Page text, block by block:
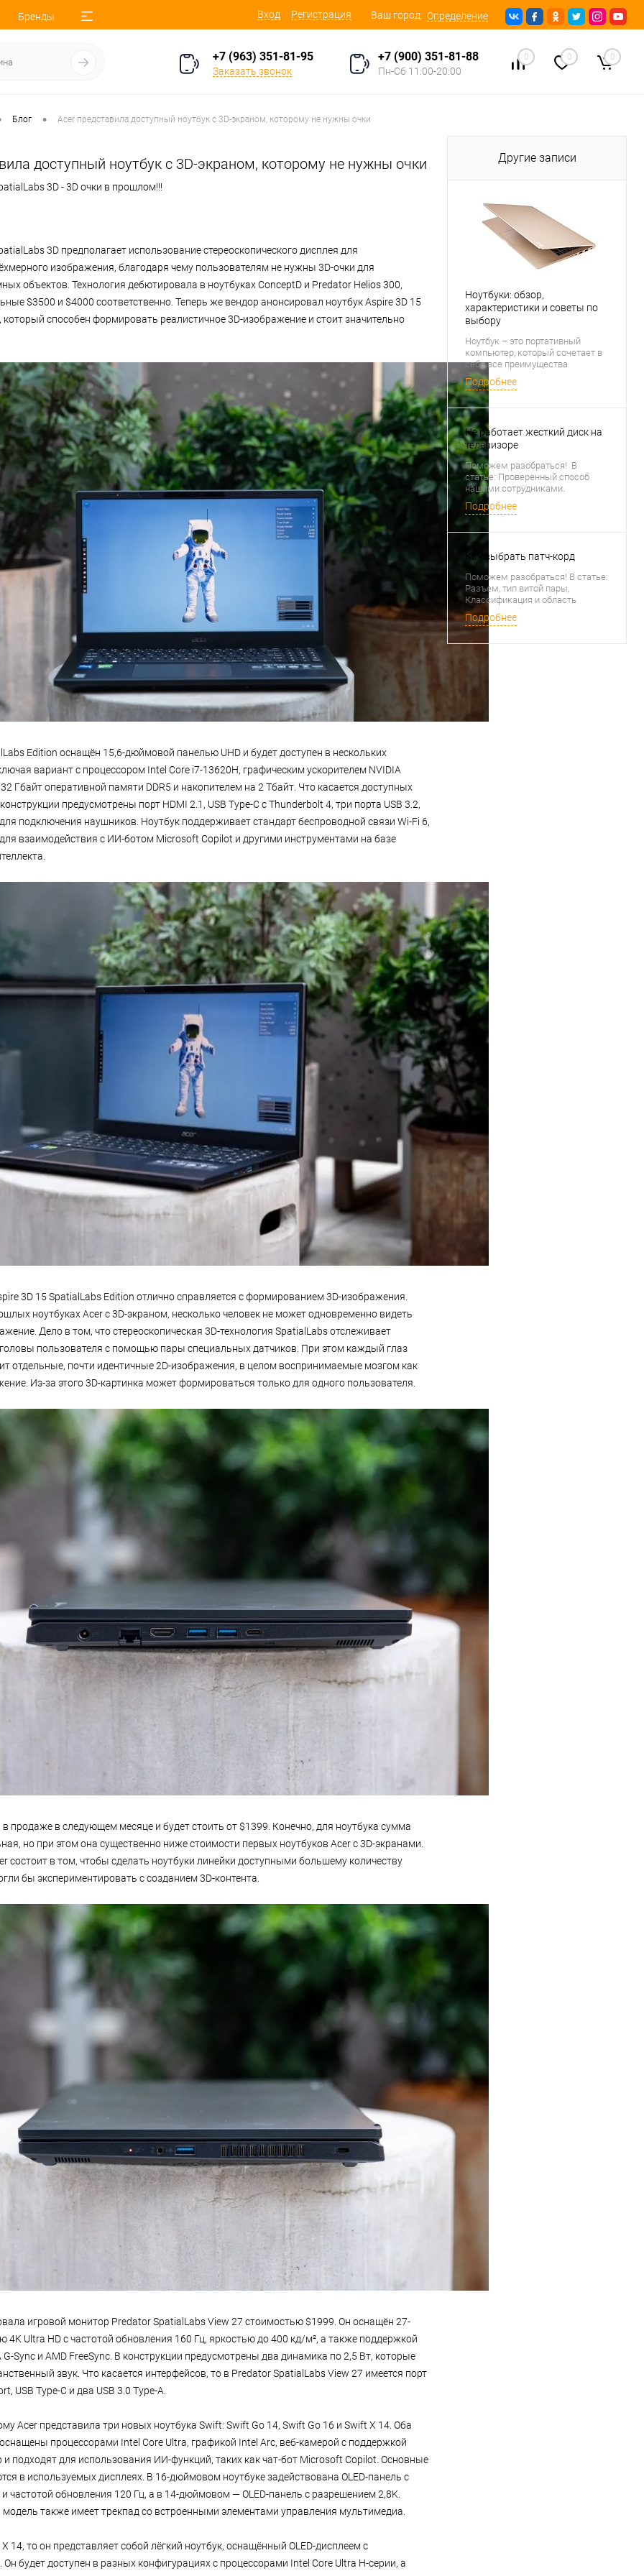
Бренды Вход Регистрация Ваш город: Определение
+7 (963) 351-81-95
Заказать звонок
+7 (900) 351-81-88
Пн-Сб 11:00-20:00
0 0 0
Блог • Acer представила доступный ноутбук с 3D-экраном, которому не нужны очки
доступный ноутбук с 3D-экраном, которому не нужны очки
3D - 3D очки в прошлом!!!
3D предполагает использование стереоскопического дисплея для
изображения, благодаря чему пользователям не нужны 3D-очки для
объектов. Технология дебютировала в ноутбуках ConceptD и Predator Helios 300,
$3500 и $4000 соответственно. Теперь же вендор анонсировал ноутбук Aspire 3D 15
который способен формировать реалистичное 3D-изображение и стоит значительно
Edition оснащён 15,6-дюймовой панелью UHD и будет доступен в нескольких
вариант с процессором Intel Core i7-13620H, графическим ускорителем NVIDIA
32 Гбайт оперативной памяти DDR5 и накопителем на 2 Тбайт. Что касается доступных
предусмотрены порт HDMI 2.1, USB Type-C с Thunderbolt 4, три порта USB 3.2,
подключения наушников. Ноутбук поддерживает стандарт беспроводной связи Wi-Fi 6,
взаимодействия с ИИ-ботом Microsoft Copilot и другими инструментами на базе
3D 15 SpatialLabs Edition отлично справляется с формированием 3D-изображения.
ноутбуках Acer с 3D-экраном, несколько человек не может одновременно видеть
Дело в том, что стереоскопическая 3D-технология SpatialLabs отслеживает
пользователя с помощью пары специальных датчиков. При этом каждый глаз
отдельные, почти идентичные 2D-изображения, в целом воспринимаемые мозгом как
Из-за этого 3D-картинка может формироваться только для одного пользователя.
продаже в следующем месяце и будет стоить от $1399. Конечно, для ноутбука сумма
но при этом она существенно ниже стоимости первых ноутбуков Acer с 3D-экранами.
состоит в том, чтобы сделать ноутбуки линейки доступными большему количеству
бы экспериментировать с созданием 3D-контента.
игровой монитор Predator SpatialLabs View 27 стоимостью $1999. Он оснащён 27-
Ultra HD с частотой обновления 160 Гц, яркостью до 400 кд/м², а также поддержкой
G-Sync и AMD FreeSync. В конструкции предусмотрены два динамика по 2,5 Вт, которые
звук. Что касается интерфейсов, то в Predator SpatialLabs View 27 имеется порт
USB Type-C и два USB 3.0 Type-A.
Acer представила три новых ноутбука Swift: Swift Go 14, Swift Go 16 и Swift X 14. Оба
процессорами Intel Core Ultra, графикой Intel Arc, веб-камерой с поддержкой
подходят для использования ИИ-функций, таких как чат-бот Microsoft Copilot. Основные
в используемых дисплеях. В 16-дюймовом ноутбуке задействована OLED-панель с
частотой обновления 120 Гц, а в 14-дюймовом — OLED-панель с разрешением 2,8K.
модель также имеет трекпад со встроенными элементами управления мультимедиа.
14, то он представляет собой лёгкий ноутбук, оснащённый OLED-дисплеем с
будет доступен в разных конфигурациях с процессорами Intel Core Ultra H-серии, а
Другие записи
Ноутбуки: обзор,
характеристики и советы по
выбору
Ноутбук – это портативный
компьютер, который сочетает в
себе все преимущества
настольного компьютера, при
этом позволяя работать и
использовать различные
приложения в любом месте, где
бы вы ни находились.
Подробнее
Не работает жесткий диск на
телевизоре
Поможем разобраться! В
статье: Проверенный способ
нашими сотрудниками.
Подробная инструкция
Подробнее
Как выбрать патч-корд
Поможем разобраться! В статье:
Разъем, тип витой пары,
Классификация и область
использования патч-кордов по
степени защиты, категории и
Подробнее